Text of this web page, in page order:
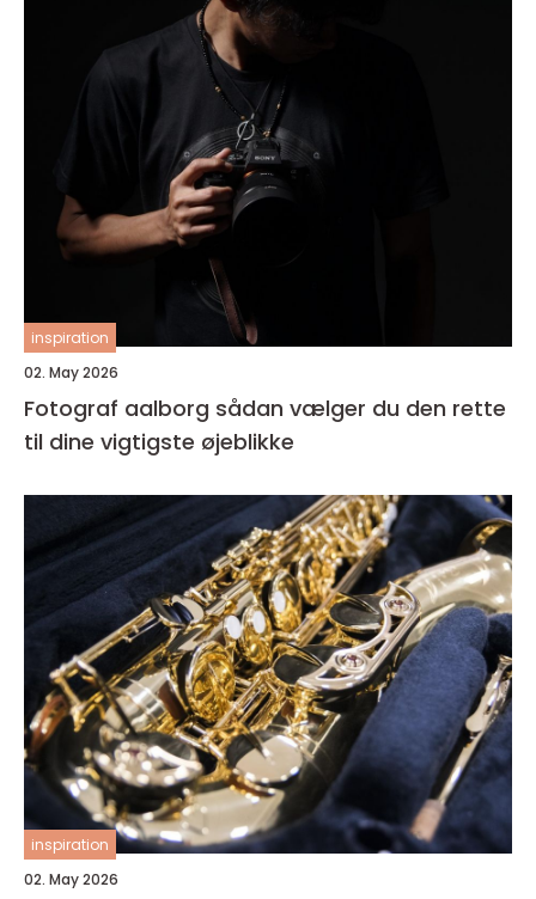
inspiration
02. May 2026
Fotograf aalborg sådan vælger du den rette
til dine vigtigste øjeblikke
inspiration
02. May 2026